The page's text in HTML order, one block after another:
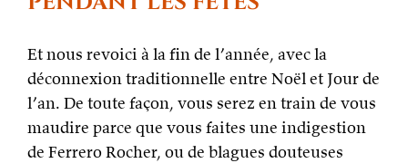
Et nous revoici à la fin de l’année, avec la
déconnexion traditionnelle entre Noël et Jour de
l’an. De toute façon, vous serez en train de vous
maudire parce que vous faites une indigestion
de Ferrero Rocher, ou de blagues douteuses